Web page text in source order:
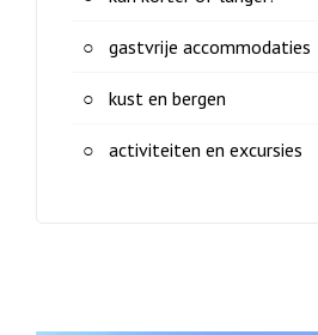
gastvrije accommodaties
kust en bergen
activiteiten en excursies